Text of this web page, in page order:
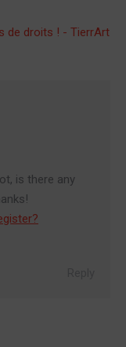
de droits ! - TierrArt
is there any